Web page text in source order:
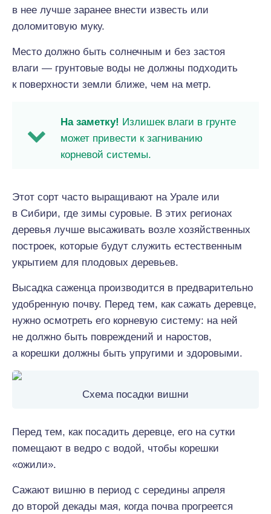
в нее лучше заранее внести известь или
доломитовую муку.
Место должно быть солнечным и без застоя
влаги — грунтовые воды не должны подходить
к поверхности земли ближе, чем на метр.
На заметку! Излишек влаги в грунте
может привести к загниванию
корневой системы.
Этот сорт часто выращивают на Урале или
в Сибири, где зимы суровые. В этих регионах
деревья лучше высаживать возле хозяйственных
построек, которые будут служить естественным
укрытием для плодовых деревьев.
Высадка саженца производится в предварительно
удобренную почву. Перед тем, как сажать деревце,
нужно осмотреть его корневую систему: на ней
не должно быть повреждений и наростов,
а корешки должны быть упругими и здоровыми.
Схема посадки вишни
Перед тем, как посадить деревце, его на сутки
помещают в ведро с водой, чтобы корешки
«ожили».
Сажают вишню в период с середины апреля
до второй декады мая, когда почва прогреется